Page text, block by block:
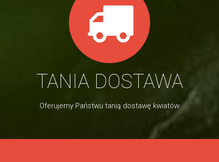
TANIA DOSTAWA
Oferujemy Państwu tanią dostawę kwiatów